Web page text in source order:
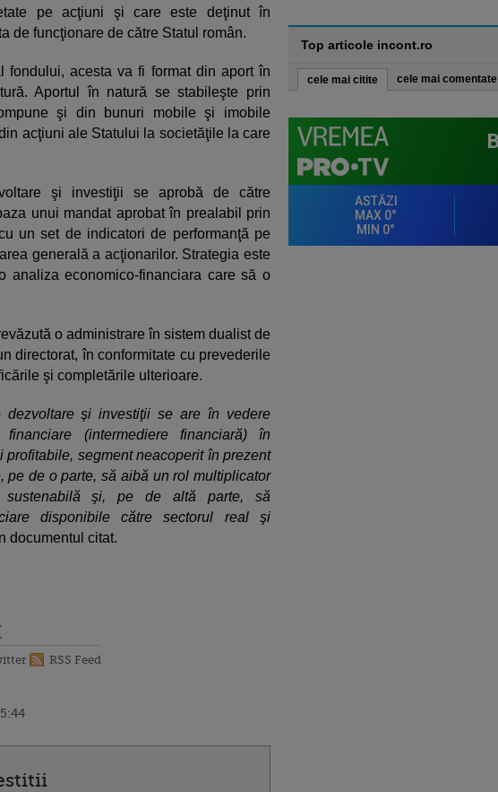
pe acţiuni şi care este deţinut în
de funcţionare de către Statul român.
fondului, acesta va fi format din aport în
Aportul în natură se stabileşte prin
şi din bunuri mobile şi imobile
acţiuni ale Statului la societăţile la care
şi investiţii se aprobă de către
unui mandat aprobat în prealabil prin
un set de indicatori de performanţă pe
generală a acţionarilor. Strategia este
economico-financiara care să o
o administrare în sistem dualist de
directorat, în conformitate cu prevederile
şi completările ulterioare.
dezvoltare şi investiţii se are în vedere
(intermediere financiară) în
segment neacoperit în prezent
pe de o parte, să aibă un rol multiplicator
sustenabilă şi, pe de altă parte, să
disponibile către sectorul real şi
documentul citat.
RSS Feed
Top articole incont.ro
cele mai citite cele mai comentate